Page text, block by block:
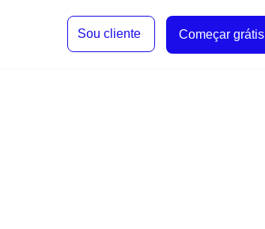
Sou cliente Começar grátis